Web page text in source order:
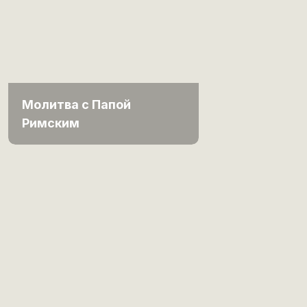
Молитва с Папой
Римским